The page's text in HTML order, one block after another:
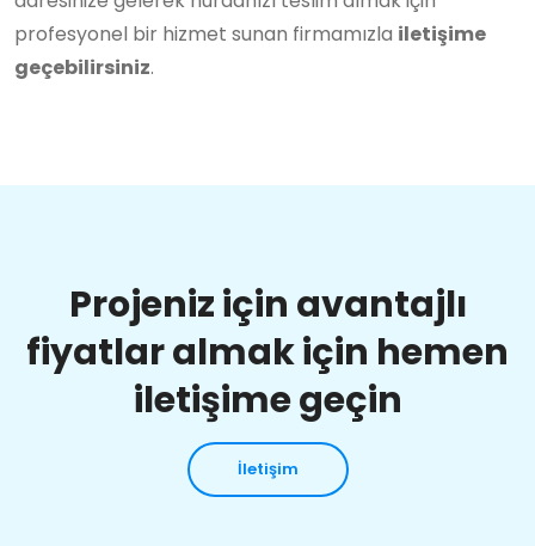
profesyonel bir hizmet sunan firmamızla iletişime
geçebilirsiniz.
Projeniz için avantajlı
fiyatlar almak için hemen
iletişime geçin
İletişim